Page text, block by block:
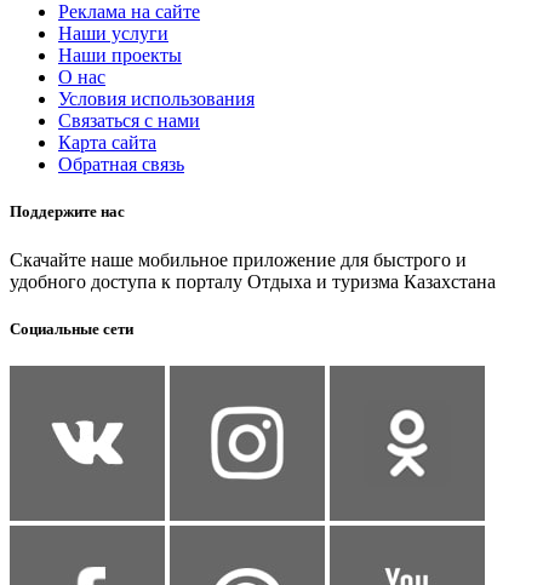
Реклама на сайте
Наши услуги
Наши проекты
О нас
Условия использования
Связаться с нами
Карта сайта
Обратная связь
Поддержите нас
Скачайте наше мобильное приложение для быстрого и
удобного доступа к порталу Отдыха и туризма Казахстана
Социальные сети